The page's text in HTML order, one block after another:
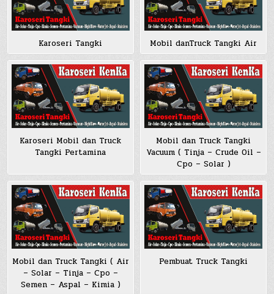
Karoseri Tangki Mobil danTruck Tangki Air
Karoseri Mobil dan Truck
Tangki Pertamina
Mobil dan Truck Tangki
Vacuum ( Tinja – Crude Oil –
Cpo – Solar )
Mobil dan Truck Tangki ( Air
– Solar – Tinja – Cpo –
Semen – Aspal – Kimia )
Pembuat Truck Tangki